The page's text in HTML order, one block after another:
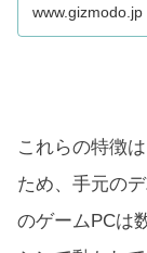
www.gizmodo.jp
これらの特徴
ため、手元の
のゲームPCは